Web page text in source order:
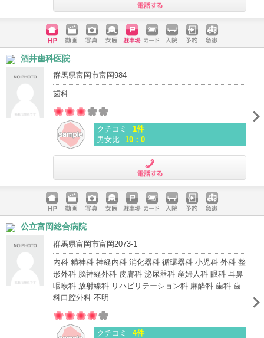
ホームペ
ージ
動画 写真 女医 駐車場
クレジッ
入院 予約 急患
酒井歯科医院
群馬県富岡市富岡984
歯科
クチコミ
1件
男女比 10：0
ホームペ
ージ
動画 写真 女医 駐車場
クレジッ
入院 予約 急患
公立富岡総合病院
群馬県富岡市富岡2073-1
内科 精神科 神経内科 消化器科 循環器科 小児科 外科 整
形外科 脳神経外科 皮膚科 泌尿器科 産婦人科 眼科 耳鼻
咽喉科 放射線科 リハビリテーション科 麻酔科 歯科 歯
科口腔外科 不明
クチコミ
4件